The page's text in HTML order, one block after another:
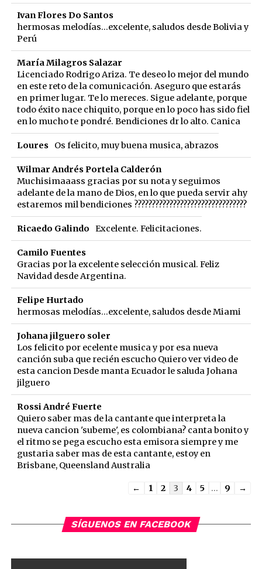
Ivan Flores Do Santos
hermosas melodías...excelente, saludos desde Bolivia y
Perú
María Milagros Salazar
Licenciado Rodrigo Ariza. Te deseo lo mejor del mundo
en este reto de la comunicación. Aseguro que estarás
en primer lugar. Te lo mereces. Sigue adelante, porque
todo éxito nace chiquito, porque en lo poco has sido fiel
en lo mucho te pondré. Bendiciones dr lo alto. Canica
Loures Os felicito, muy buena musica, abrazos
Wilmar Andrés Portela Calderón
Muchisimaaass gracias por su nota y seguimos
adelante de la mano de Dios, en lo que pueda servir ahy
estaremos mil bendiciones ????????????????????????????????️
Ricaedo Galindo Excelente. Felicitaciones.
Camilo Fuentes
Gracias por la excelente selección musical. Feliz
Navidad desde Argentina.
Felipe Hurtado
hermosas melodías...excelente, saludos desde Miami
Johana jilguero soler
Los felicito por ecelente musica y por esa nueva
canción suba que recién escucho Quiero ver video de
esta cancion Desde manta Ecuador le saluda Johana
jilguero
Rossi André Fuerte
Quiero saber mas de la cantante que interpreta la
nueva cancion 'subeme', es colombiana? canta bonito y
el ritmo se pega escucho esta emisora siempre y me
gustaria saber mas de esta cantante, estoy en
Brisbane, Queensland Australia
Guestbook
← 1 2 3 4 5 ... 9 →
SÍGUENOS EN FACEBOOK